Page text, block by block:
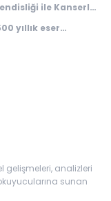
ile Kanserle
yıllık eser
gelişmeleri, analizleri
sunan